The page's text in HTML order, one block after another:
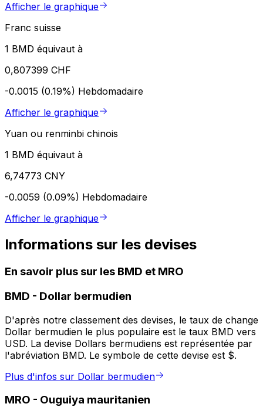
Afficher le graphique
Franc suisse
1 BMD équivaut à
0,807399 CHF
-0.0015 (0.19%) Hebdomadaire
Afficher le graphique
Yuan ou renminbi chinois
1 BMD équivaut à
6,74773 CNY
-0.0059 (0.09%) Hebdomadaire
Afficher le graphique
Informations sur les devises
En savoir plus sur les BMD et MRO
BMD - Dollar bermudien
D'après notre classement des devises, le taux de change
Dollar bermudien le plus populaire est le taux BMD vers
USD. La devise Dollars bermudiens est représentée par
l'abréviation BMD. Le symbole de cette devise est $.
Plus d'infos sur Dollar bermudien
MRO - Ouguiya mauritanien